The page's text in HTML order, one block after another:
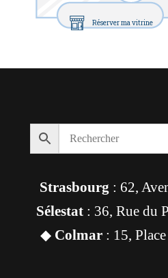
Réserver ma vitrine
Strasbourg : 62,
Sélestat : 36, Rue du
◆ Colmar: 15, Place